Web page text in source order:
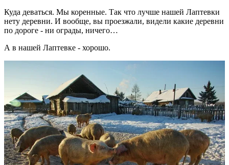
Куда деваться. Мы коренные. Так что лучше нашей Лаптевки
нету деревни. И вообще, вы проезжали, видели какие деревни
по дороге - ни ограды, ничего…
А в нашей Лаптевке - хорошо.